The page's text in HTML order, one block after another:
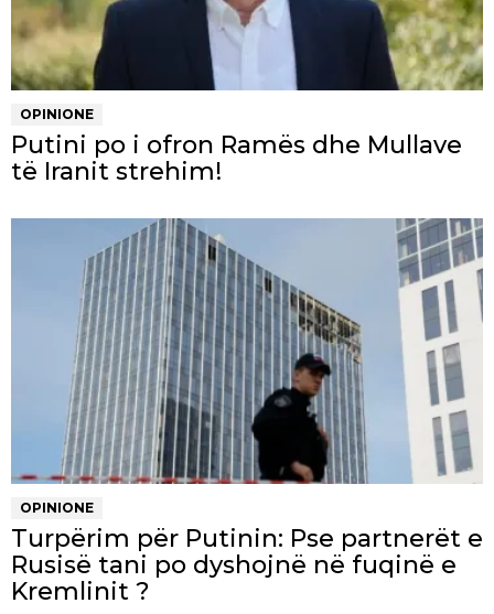
OPINIONE
Putini po i ofron Ramës dhe Mullave
të Iranit strehim!
OPINIONE
Turpërim për Putinin: Pse partnerët e
Rusisë tani po dyshojnë në fuqinë e
Kremlinit ?